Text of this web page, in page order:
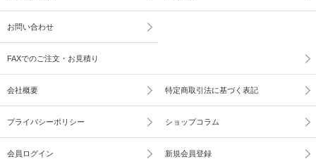
お問い合わせ
FAXでのご注文・お見積り
会社概要 特定商取引法に基づく表記
プライバシーポリシー ショップコラム
会員ログイン 新規会員登録